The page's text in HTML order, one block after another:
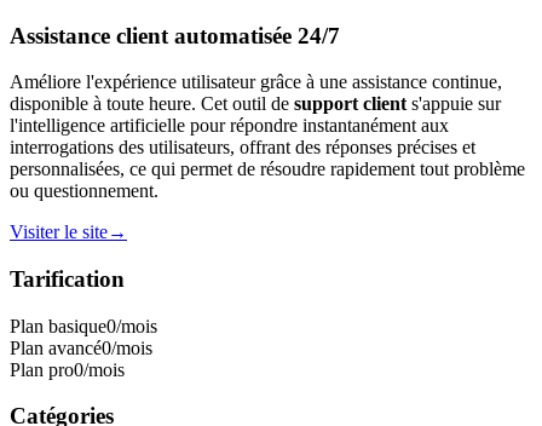
Assistance client automatisée 24/7
Améliore l'expérience utilisateur grâce à une assistance continue,
disponible à toute heure. Cet outil de support client s'appuie sur
l'intelligence artificielle pour répondre instantanément aux
interrogations des utilisateurs, offrant des réponses précises et
personnalisées, ce qui permet de résoudre rapidement tout problème
ou questionnement.
Visiter le site→
Tarification
Plan basique0/mois
Plan avancé0/mois
Plan pro0/mois
Catégories